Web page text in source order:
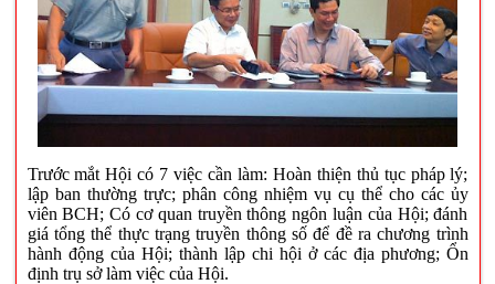
Trước mắt Hội có 7 việc cần làm: Hoàn thiện thủ tục pháp lý;
lập ban thường trực; phân công nhiệm vụ cụ thể cho các ủy
viên BCH; Có cơ quan truyền thông ngôn luận của Hội; đánh
giá tổng thể thực trạng truyền thông số để đề ra chương trình
hành động của Hội; thành lập chi hội ở các địa phương; Ổn
định trụ sở làm việc của Hội.